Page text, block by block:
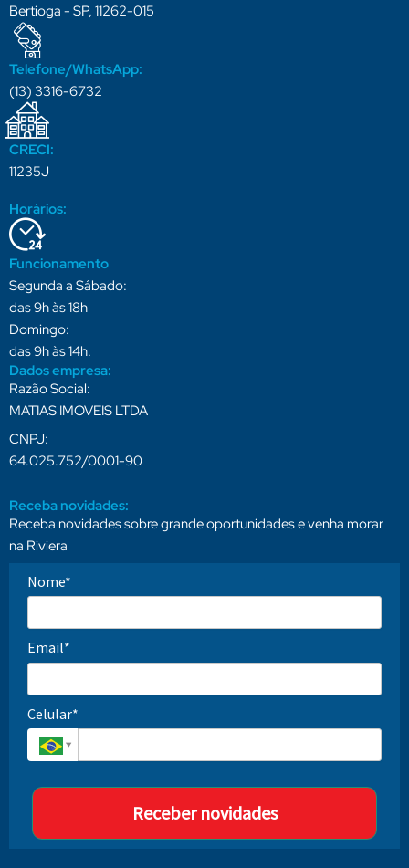
Bertioga - SP, 11262-015
Telefone/WhatsApp:
(13) 3316-6732
CRECI:
11235J
Horários:
Funcionamento
Segunda a Sábado:
das 9h às 18h
Domingo:
das 9h às 14h.
Dados empresa:
Razão Social:
MATIAS IMOVEIS LTDA
CNPJ:
64.025.752/0001-90
Receba novidades:
Receba novidades sobre grande oportunidades e venha morar
na Riviera
Nome*
Email*
Celular*
Receber novidades